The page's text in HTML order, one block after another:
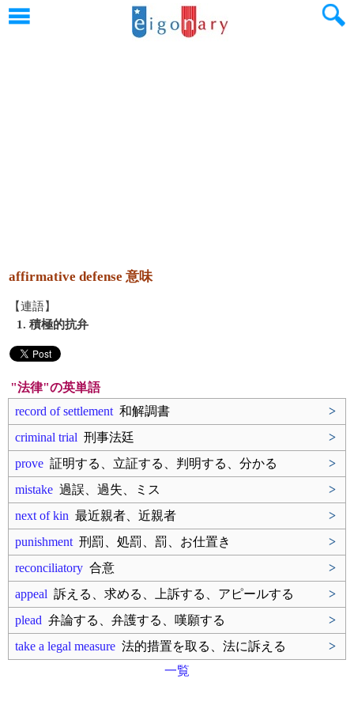
affirmative defense 意味
【連語】
1. 積極的抗弁
"法律"の英単語
record of settlement 和解調書
>
criminal trial 刑事法廷
>
prove 証明する、立証する、判明する、分かる
>
mistake 過誤、過失、ミス
>
next of kin 最近親者、近親者
>
punishment 刑罰、処罰、罰、お仕置き
>
reconciliatory 合意
>
appeal 訴える、求める、上訴する、アピールする
>
plead 弁論する、弁護する、嘆願する
>
take a legal measure 法的措置を取る、法に訴える
>
一覧